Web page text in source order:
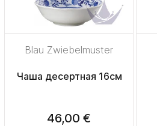
Blau Zwiebelmuster
Чаша десертная 16см
46,00 €